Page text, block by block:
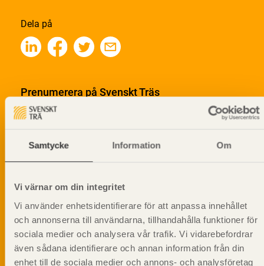
Samtycke Information Om
Vi värnar om din integritet
Vi använder enhetsidentifierare för att anpassa innehållet
och annonserna till användarna, tillhandahålla funktioner för
sociala medier och analysera vår trafik. Vi vidarebefordrar
även sådana identifierare och annan information från din
enhet till de sociala medier och annons- och analysföretag
Dela på
Prenumerera på Svenskt Träs
informationsutskick!